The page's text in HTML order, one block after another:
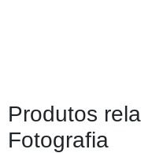
Produtos
Fotografia